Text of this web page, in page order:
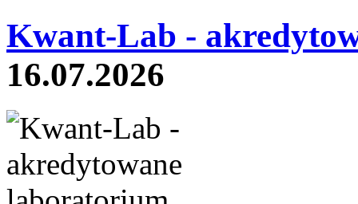
Kwant-Lab -
16.07.2026